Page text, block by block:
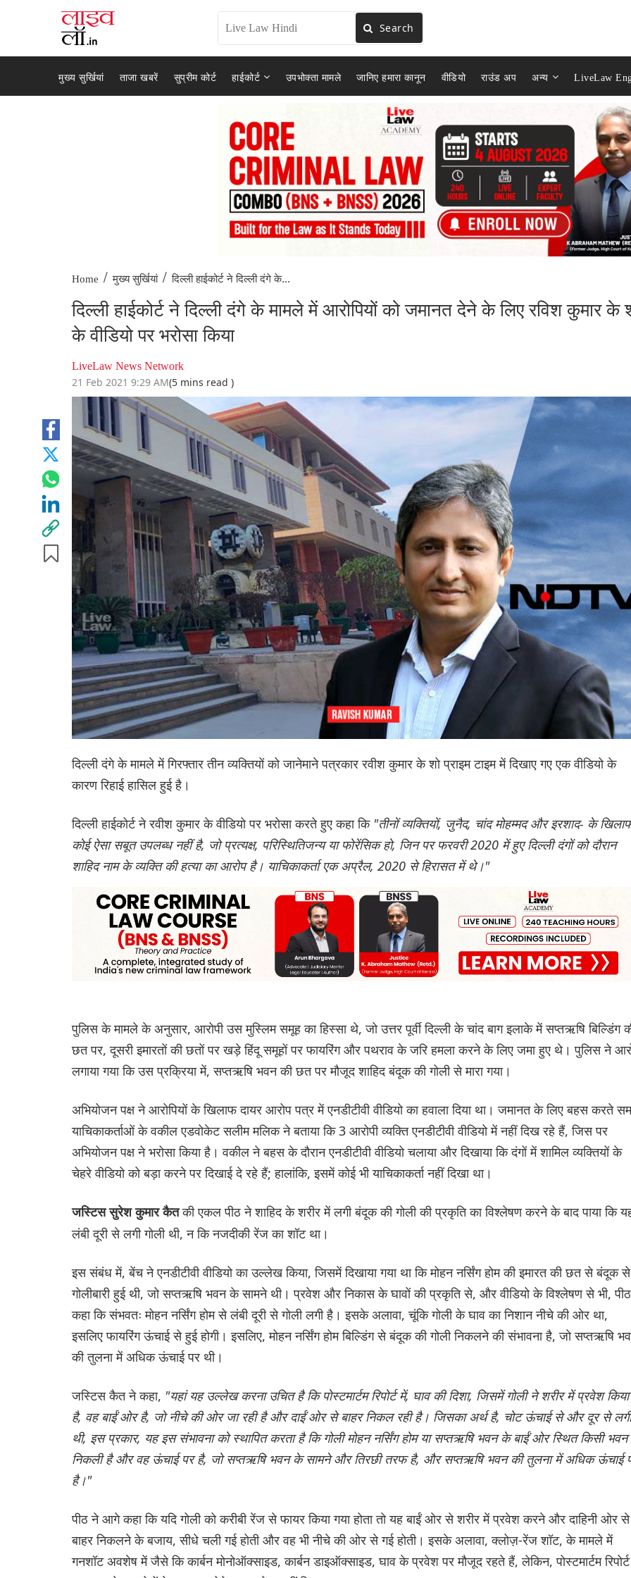
Search
मुख्य सुर्खियां ताजा खबरें सुप्रीम कोर्ट हाईकोर्ट उपभोक्ता मामले जानिए हमारा कानून वीडियो राउंड अप अन्य LiveLaw
Home / मुख्य सुर्खियां / दिल्ली हाईकोर्ट ने दिल्ली दंगे के...
दिल्ली हाईकोर्ट ने दिल्ली दंगे के मामले में आरोपियों को जमानत देने के लिए रविश कुमार के
के वीड‌ियो पर भरोसा किया
LiveLaw News Network
21 Feb 2021 9:29 AM(5 mins read )
दिल्ली दंगे के मामले में गिरफ्तार तीन व्यक्तियों को जानेमाने पत्रकार रवीश कुमार के शो प्राइम टाइम में दिखाए गए एक वीडियो के
कारण रिहाई हासिल हुई है।
दिल्ली हाईकोर्ट ने रवीश कुमार के वीडियो पर भरोसा करते हुए कहा कि "तीनों व्यक्तियों, जुनैद, चांद मोहम्मद और इरशाद- के
कोई ऐसा सबूत उपलब्ध नहीं है, जो प्रत्यक्ष, परिस्थितिजन्य या फोरेंसिक हो, जिन पर फरवरी 2020 में हुए दिल्ली दंगों को दौरान
शाहिद नाम के व्य‌क्त‌ि की हत्या का आरोप है। याचिकाकर्ता एक अप्रैल, 2020 से हिरासत में थे।"
पुलिस के मामले के अनुसार, आरोपी उस मुस्लिम समूह का हिस्सा थे, जो उत्तर पूर्वी दिल्ली के चांद बाग इलाके में सप्तऋषि बिल्डिंग
छत पर, दूसरी इमारतों की छतों पर खड़े हिंदू समूहों पर फायरिंग और पथराव के जरि हमला करने के लिए जमा हुए ‌थे। पुलिस ने
लगाया गया कि उस प्रक्रिया में, सप्तऋषि भवन की छत पर मौजूद शाहिद बंदूक की गोली से मारा गया।
अभियोजन पक्ष ने आरोपियों के खिलाफ दायर आरोप पत्र में एनडीटीवी वीडियो का हवाला दिया था। जमानत के लिए बहस करते
याचिकाकर्ताओं के वकील एडवोकेट सलीम मलिक ने बताया कि 3 आरोपी व्यक्ति एनडीटीवी वीडियो में नहीं दिख रहे हैं, जिस पर
अभियोजन पक्ष ने भरोसा किया है। वकील ने बहस के दौरान एनडीटीवी वीडियो चलाया और दिखाया कि दंगों में शामिल व्यक्तियों के
चेहरे वीडियो को बड़ा करने पर दिखाई दे रहे हैं; हालांकि, इसमें कोई भी याचिकाकर्ता नहीं दिखा था।
जस्टिस सुरेश कुमार कैतकी एकल पीठ ने शाहिद के शरीर में लगी बंदूक की गोली की प्रकृति का विश्लेषण करने के बाद पाया कि
लंबी दूरी से लगी गोली थी, न कि नजदीकी रेंज का शॉट था।
इस संबंध में, बेंच ने एनडीटीवी वीडियो का उल्लेख किया, जिसमें दिखाया गया था कि मोहन नर्सिंग होम की इमारत की छत से बंदूक से
गोलीबारी हुई थी, जो सप्तऋषि भवन के सामने थी। प्रवेश और निकास के घावों की प्रकृति से, और वीडियो के विश्लेषण से भी,
कहा कि संभवतः मोहन नर्सिंग होम से लंबी दूरी से गोली लगी है। इसके अलावा, चूंकि गोली के घाव का निशान नीचे की ओर था,
इसलिए फायरिंग ऊंचाई से हुई होगी। इसलिए, मोहन नर्सिंग होम बिल्डिंग से बंदूक की गोली निकलने की संभावना है, जो सप्तऋषि
की तुलना में अधिक ऊंचाई पर थी।
ज‌स्ट‌िस कैत ने कहा, "यहां यह उल्लेख करना उचित है कि पोस्टमार्टम रिपोर्ट में, घाव की दिशा, जिसमें गोली ने शरीर में प्रवेश किया
है, वह बाईं ओर है, जो नीचे की ओर जा रही है और दाईं ओर से बाहर निकल रही है। जिसका अर्थ है, चोट ऊंचाई से और दूर से लगी
थी, इस प्रकार, यह इस संभावना को स्थापित करता है कि गोली मोहन नर्सिंग होम या सप्तऋषि भवन के बाईं ओर स्थित किसी
निकली है और वह ऊंचाई पर है, जो सप्तऋषि भवन के सामने और तिरछी तरफ है, और सप्तऋषि भवन की तुलना में अधिक ऊंचाई
है।"
पीठ ने आगे कहा कि यदि गोली को करीबी रेंज से फायर किया गया होता तो यह बाईं ओर से शरीर में प्रवेश करने और दाहिनी ओर से
बाहर निकलने के बजाय, सीधे चली गई होती और वह भी नीचे की ओर से गई होती। इसके अलावा, क्लोज़-रेंज शॉट, के मामले में
गनशॉट अवशेष में जैसे कि कार्बन मोनोऑक्साइड, कार्बन डाइऑक्साइड, घाव के प्रवेश पर मौजूद रहते हैं, लेकिन, पोस्टमार्टम